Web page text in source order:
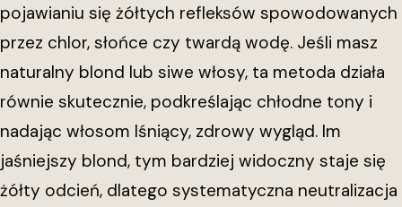
pojawianiu się żółtych refleksów spowodowanych
przez chlor, słońce czy twardą wodę. Jeśli masz
naturalny blond lub siwe włosy, ta metoda działa
równie skutecznie, podkreślając chłodne tony i
nadając włosom lśniący, zdrowy wygląd. Im
jaśniejszy blond, tym bardziej widoczny staje się
żółty odcień, dlatego systematyczna neutralizacja